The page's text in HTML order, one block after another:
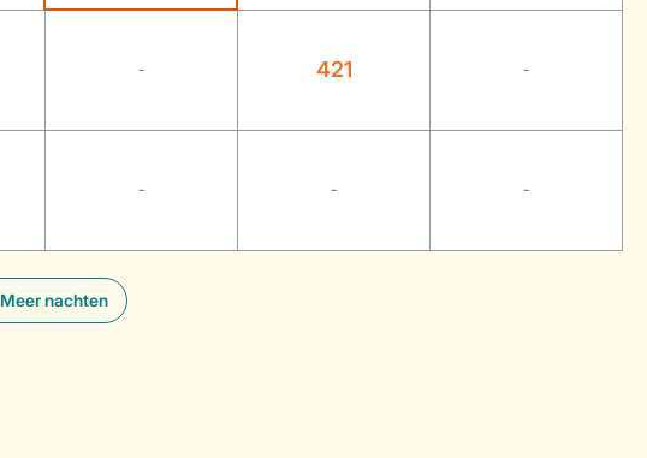
Meer nachten
- 421 -
- - -